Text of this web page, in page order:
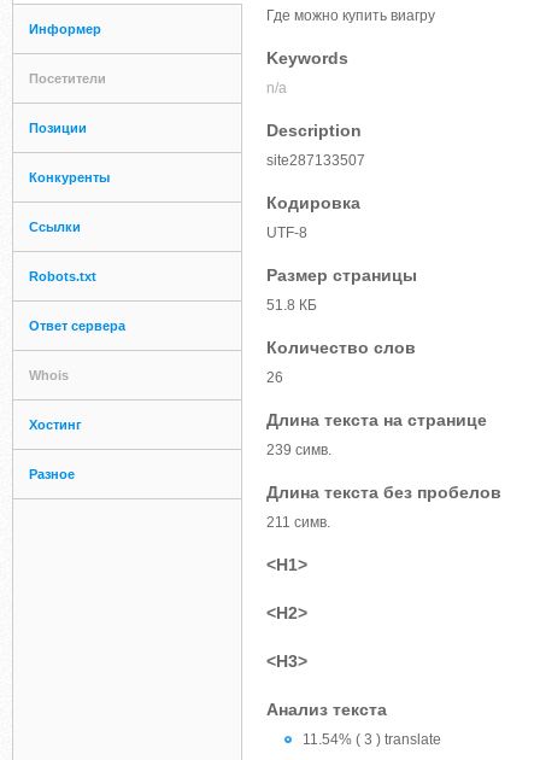
Информер
Посетители
Позиции
Конкуренты
Ссылки
Robots.txt
Ответ сервера
Whois
Хостинг
Разное
Где можно купить виагру
Keywords
n/a
Description
site287133507
Кодировка
UTF-8
Размер страницы
51.8 КБ
Количество слов
26
Длина текста на странице
239 симв.
Длина текста без пробелов
211 симв.
<H1>
<H2>
<H3>
Анализ текста
11.54% ( 3 ) translate